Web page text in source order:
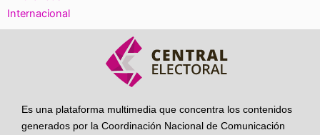
Internacional
Es una plataforma multimedia que concentra los contenidos
generados por la Coordinación Nacional de Comunicación